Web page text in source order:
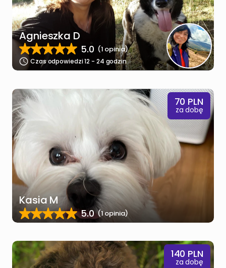
Agnieszka D
5.0 (1 opinia)
Czas odpowiedzi 12 - 24 godzin
70 PLN
za dobę
Kasia M
5.0 (1 opinia)
140 PLN
za dobę